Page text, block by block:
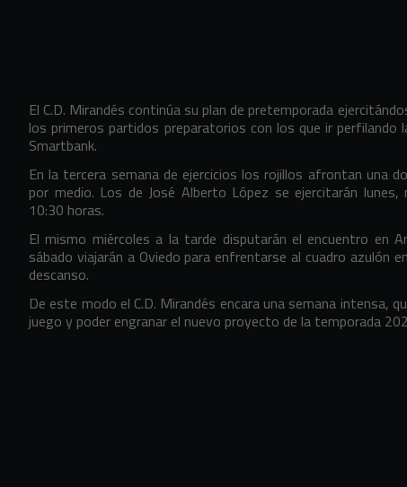
El C.D. Mirandés continúa su plan de pretemporada
los primeros partidos preparatorios con los que ir perfilando
Smartbank.
En la tercera semana de ejercicios los rojillos afrontan una
por medio. Los de José Alberto López se ejercitarán
10:30 horas.
El mismo miércoles a la tarde disputarán el encuentro en
sábado viajarán a Oviedo para enfrentarse al cuadro azulón
descanso.
De este modo el C.D. Mirandés encara una semana intensa,
juego y poder engranar el nuevo proyecto de la temporada